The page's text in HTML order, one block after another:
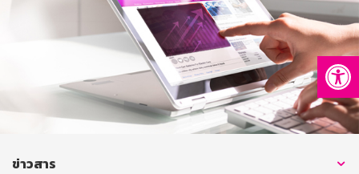
บริการทางการเงิน
ติดต่อเรา
บริการออนไลน์
ข่าวสาร